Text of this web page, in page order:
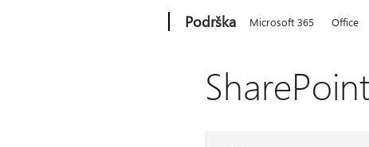
Podrška Microsoft 365 Office